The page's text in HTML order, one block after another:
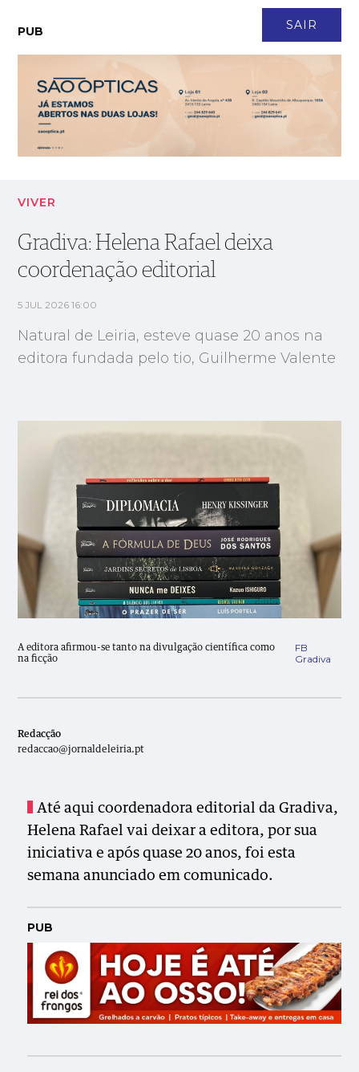
SAIR
PUB
Gradiva: Helena Rafael deixa coordenação editorial
VIVER
Gradiva: Helena Rafael deixa
coordenação editorial
5 JUL 2026 16:00
Natural de Leiria, esteve quase 20 anos na
editora fundada pelo tio, Guilherme Valente
A editora afirmou-se tanto na divulgação científica como
na ficção
FB
Gradiva
Redacção
redaccao@jornaldeleiria.pt
Até aqui coordenadora editorial da Gradiva,
Helena Rafael vai deixar a editora, por sua
iniciativa e após quase 20 anos, foi esta
semana anunciado em comunicado.
PUB